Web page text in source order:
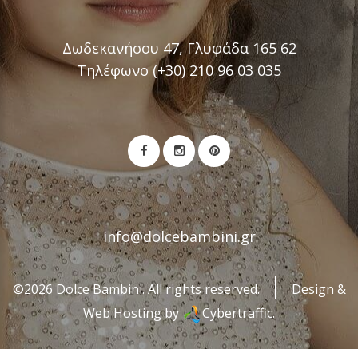
Δωδεκανήσου 47, Γλυφάδα 165 62
Τηλέφωνο (+30) 210 96 03 035
info@dolcebambini.gr
©2026 Dolce Bambini. All rights reserved.
Design &
Web Hosting by
Cybertraffic.